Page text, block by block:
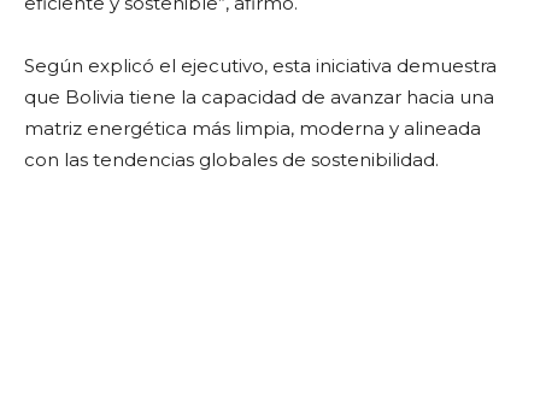
Según explicó el ejecutivo, esta iniciativa demuestra
que Bolivia tiene la capacidad de avanzar hacia una
matriz energética más limpia, moderna y alineada
con las tendencias globales de sostenibilidad.